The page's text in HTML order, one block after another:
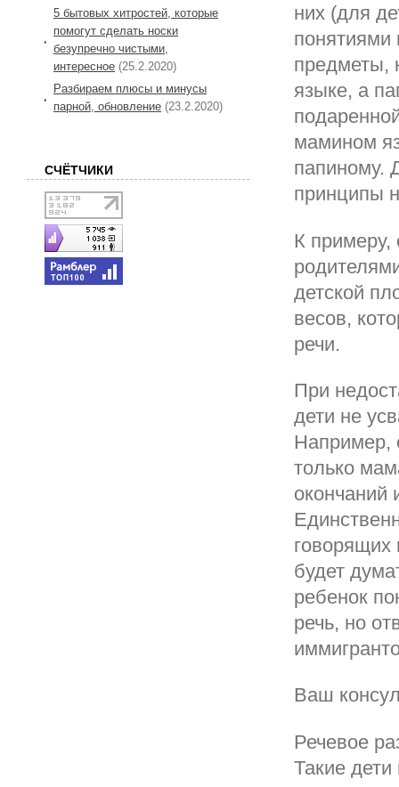
них (для
предметы,
языке, а
мамином
папиному.
принципы
К примеру,
детской
весов,
речи.
При
дети не
Например,
только
окончаний
будет
ребенок
речь, но
Ваш
Речевое
Такие
5 бытовых хитростей, которые
помогут сделать носки
безупречно чистыми,
интересное (25.2.2020)
Разбираем плюсы и минусы
парной, обновление (23.2.2020)
СЧЁТЧИКИ